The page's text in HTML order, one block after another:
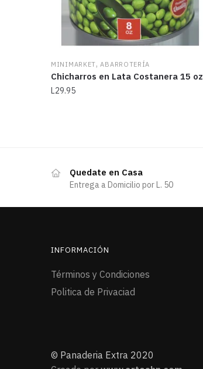
MINIMARKET,ABARROTERÍA
Chicharros en Lata Costanera 15 oz
L29.95
Quedate en Casa
Entrega a Domicilio por L. 50
INFORMACIÓN
Términos y Condiciones
Politica de Privaciad
© Panaderia Extra 2020